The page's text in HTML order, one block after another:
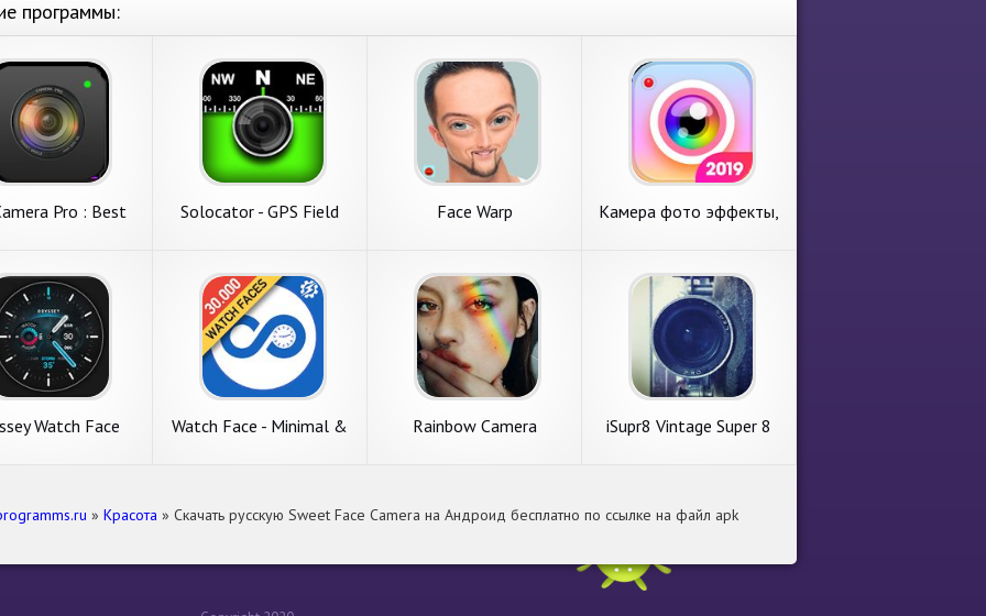
программы:
Pro : Best
Solocator - GPS Field
Face Warp
Камера фото эффекты,
Watch Face
Watch Face - Minimal &
Rainbow Camera
iSupr8 Vintage Super 8
» Красота » Скачать русскую Sweet Face Camera на Андроид бесплатно по ссылке на файл apk